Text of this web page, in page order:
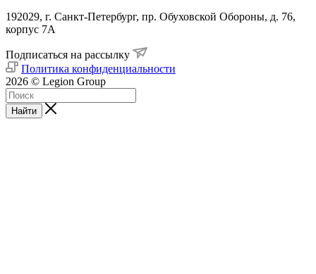
192029, г. Санкт-Петербург, пр. Обуховской Обороны, д. 76,
корпус 7А
Подписаться на рассылку
Политика конфиденциальности
2026 © Legion Group
Найти